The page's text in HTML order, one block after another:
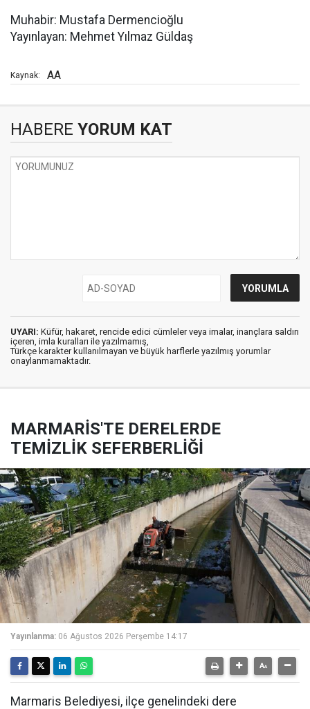
Muhabir: Mustafa Dermencioğlu
Yayınlayan: Mehmet Yılmaz Güldaş
Kaynak: AA
HABERE YORUM KAT
UYARI: Küfür, hakaret, rencide edici cümleler veya imalar, inançlara saldırı
içeren, imla kuralları ile yazılmamış,
Türkçe karakter kullanılmayan ve büyük harflerle yazılmış yorumlar
onaylanmamaktadır.
MARMARİS'TE DERELERDE
TEMİZLİK SEFERBERLİĞİ
Yayınlanma: 06 Ağustos 2026 Perşembe 14:17
Marmaris Belediyesi, ilçe genelindeki dere